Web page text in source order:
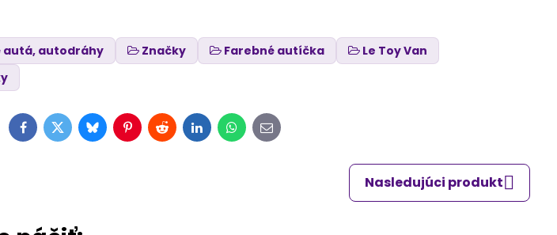
autá, autodráhy Značky Farebné autíčka
Le Toy Van
Facebook
TwitterBlueskyPinterest
RedditLinkedInWhatsApp
E-
mail
Nasledujúci produkt